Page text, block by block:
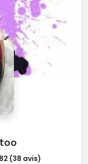
(38 avis)